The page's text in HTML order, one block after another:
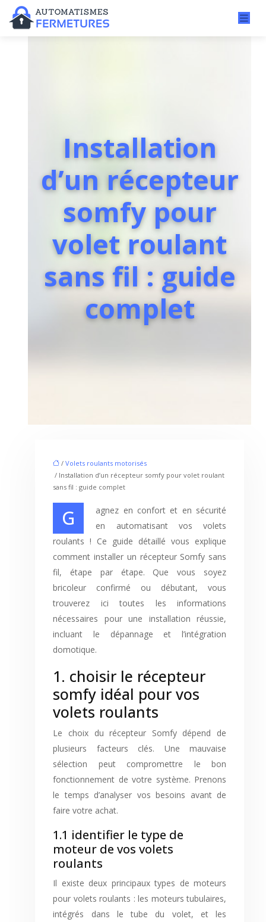
Installation
d’un récepteur
somfy pour
volet roulant
sans fil : guide
complet
/Volets roulants motorisés
/ Installation d’un récepteur somfy pour volet roulant
sans fil : guide complet
Gagnez en confort et en sécurité
en automatisant vos volets
roulants ! Ce guide détaillé vous explique
comment installer un récepteur Somfy sans
fil, étape par étape. Que vous soyez
bricoleur confirmé ou débutant, vous
trouverez ici toutes les informations
nécessaires pour une installation réussie,
incluant le dépannage et l’intégration
domotique.
1. choisir le récepteur
somfy idéal pour vos
volets roulants
Le choix du récepteur Somfy dépend de
plusieurs facteurs clés. Une mauvaise
sélection peut compromettre le bon
fonctionnement de votre système. Prenons
le temps d’analyser vos besoins avant de
faire votre achat.
1.1 identifier le type de
moteur de vos volets
roulants
Il existe deux principaux types de moteurs
pour volets roulants : les moteurs tubulaires,
intégrés dans le tube du volet, et les